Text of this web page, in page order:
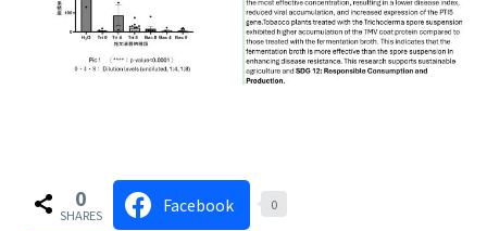
0
SHARES Facebook 0